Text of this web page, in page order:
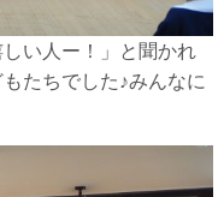
い人ー！」と聞かれ
たちでした♪みんなに